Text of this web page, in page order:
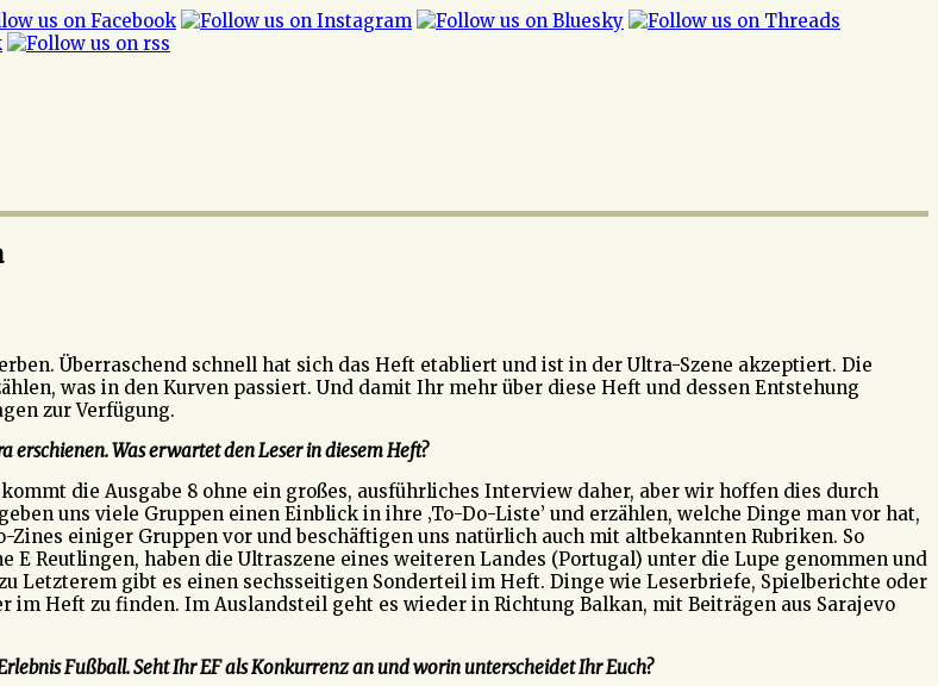
Überraschend schnell hat sich das Heft etabliert und ist in der Ultra-Szene akzeptiert. Die
was in den Kurven passiert. Und damit Ihr mehr über diese Heft und dessen Entstehung
zur Verfügung.
erschienen. Was erwartet den Leser in diesem Heft?
die Ausgabe 8 ohne ein großes, ausführliches Interview daher, aber wir hoffen dies durch
uns viele Gruppen einen Einblick in ihre ‚To-Do-Liste’ und erzählen, welche Dinge man vor hat,
Zines einiger Gruppen vor und beschäftigen uns natürlich auch mit altbekannten Rubriken. So
E Reutlingen, haben die Ultraszene eines weiteren Landes (Portugal) unter die Lupe genommen und
Letzterem gibt es einen sechsseitigen Sonderteil im Heft. Dinge wie Leserbriefe, Spielberichte oder
im Heft zu finden. Im Auslandsteil geht es wieder in Richtung Balkan, mit Beiträgen aus Sarajevo
Fußball. Seht Ihr EF als Konkurrenz an und worin unterscheidet Ihr Euch?